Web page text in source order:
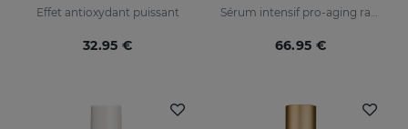
Effet antioxydant puissant
32.95 €
Sérum intensif pro-aging raffermissant et réducteur de rides
66.95 €